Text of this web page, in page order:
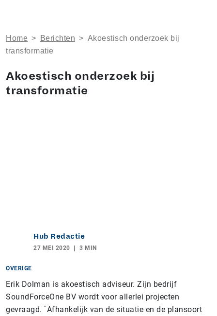
Home > Berichten > Akoestisch onderzoek bij
transformatie
Akoestisch onderzoek bij
transformatie
Hub Redactie
27 MEI 2020 3 MIN
OVERIGE
Erik Dolman is akoestisch adviseur. Zijn bedrijf
SoundForceOne BV wordt voor allerlei projecten
gevraagd. `Afhankelijk van de situatie en de plansoort